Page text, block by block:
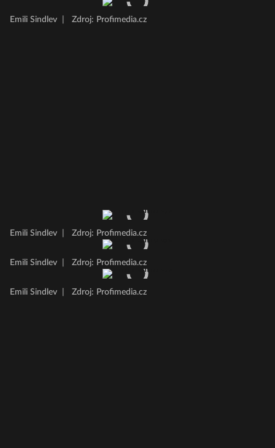
Emili Sindlev Zdroj: Profimedia.cz
Emili Sindlev Zdroj: Profimedia.cz
Emili Sindlev Zdroj: Profimedia.cz
Emili Sindlev Zdroj: Profimedia.cz